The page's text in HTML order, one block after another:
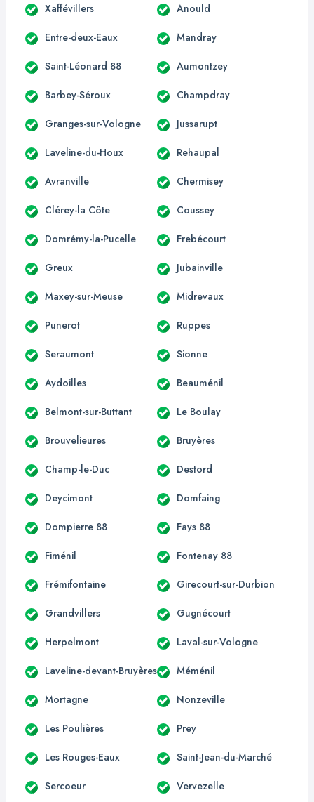
Xaffévillers Anould
Entre-deux-Eaux Mandray
Saint-Léonard 88 Aumontzey
Barbey-Séroux Champdray
Granges-sur-Vologne Jussarupt
Laveline-du-Houx Rehaupal
Avranville Chermisey
Clérey-la Côte Coussey
Domrémy-la-Pucelle Frebécourt
Greux Jubainville
Maxey-sur-Meuse Midrevaux
Punerot Ruppes
Seraumont Sionne
Aydoilles Beauménil
Belmont-sur-Buttant Le Boulay
Brouvelieures Bruyères
Champ-le-Duc Destord
Deycimont Domfaing
Dompierre 88 Fays 88
Fiménil Fontenay 88
Frémifontaine Girecourt-sur-Durbion
Grandvillers Gugnécourt
Herpelmont Laval-sur-Vologne
Laveline-devant-Bruyères Méménil
Mortagne Nonzeville
Les Poulières Prey
Les Rouges-Eaux Saint-Jean-du-Marché
Sercoeur Vervezelle